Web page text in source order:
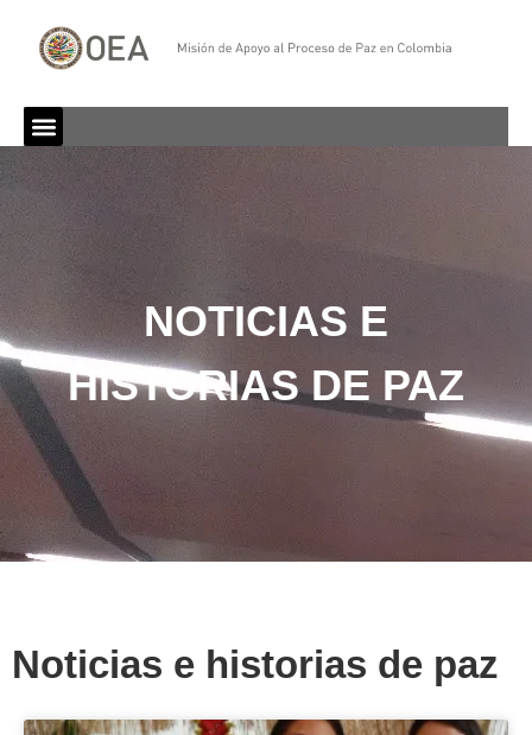
NOTICIAS E
HISTORIAS DE PAZ
Noticias e historias de paz